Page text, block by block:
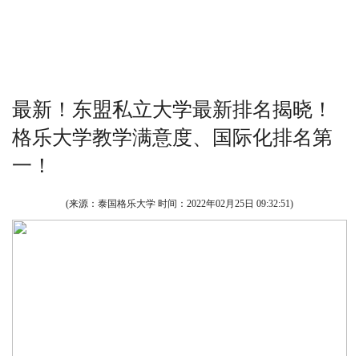
最新！东盟私立大学最新排名揭晓！
格乐大学教学满意度、国际化排名第
一！
(来源：泰国格乐大学 时间： 2022年02月25日 09:32:51)